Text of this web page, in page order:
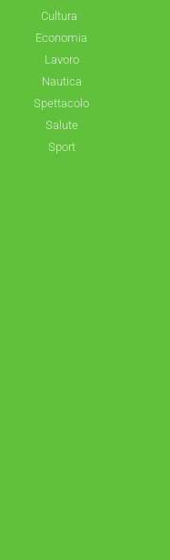
Cultura
Economia
Lavoro
Nautica
Spettacolo
Salute
Sport